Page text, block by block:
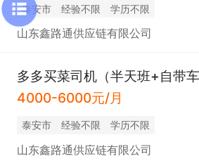
泰安市 经验不限 学历不限
山东鑫路通供应链有限公司
多多买菜司机（半天班+自带车
4000-6000元/月
泰安市 经验不限 学历不限
山东鑫路通供应链有限公司